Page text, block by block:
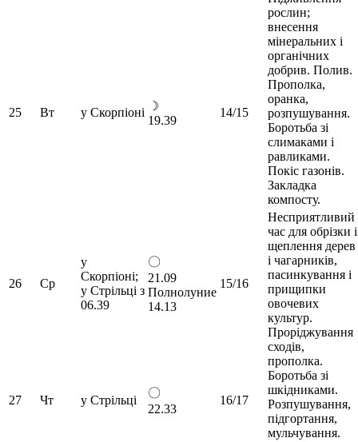
рослин;
внесення
мінеральних і
органічних
добрив. Полив.
Прополка,
оранка,
розпушування.
Боротьба зі
слимаками і
равликами.
Покіс газонів.
Закладка
компосту.
25 Вт у Скорпіоні
☽
19.39
14/15
26 Ср
у
Скорпіоні;
у Стрільці з
06.39
〇
21.09
Полнолуние
14.13
15/16
Несприятливий
час для обрізки і
щеплення дерев
і чагарників,
пасинкування і
прищипки
овочевих
культур.
Проріджування
сходів,
прополка.
Боротьба зі
шкідниками.
Розпушування,
підгортання,
мульчування.
27 Чт у Стрільці
〇
22.33
16/17